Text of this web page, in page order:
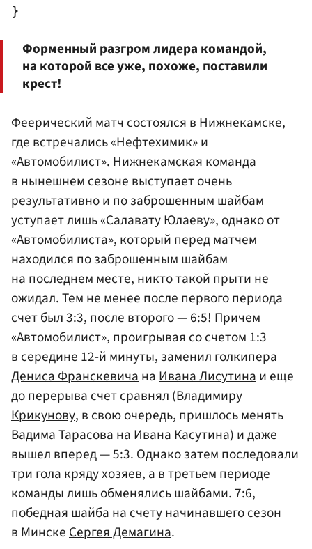
Форменный разгром лидера командой,
на которой все уже, похоже, поставили
крест!
Феерический матч состоялся в Нижнекамске,
где встречались «Нефтехимик» и
«Автомобилист». Нижнекамская команда
в нынешнем сезоне выступает очень
результативно и по заброшенным шайбам
уступает лишь «Салавату Юлаеву», однако от
«Автомобилиста», который перед матчем
находился по заброшенным шайбам
на последнем месте, никто такой прыти не
ожидал. Тем не менее после первого периода
счет был 3:3, после второго — 6:5! Причем
«Автомобилист», проигрывая со счетом 1:3
в середине 12-й минуты, заменил голкипера
Дениса ФранскевичанаИвана Лисутинаи еще
до перерыва счет сравнял (Владимиру
Крикунову, в свою очередь, пришлось менять
Вадима ТарасованаИвана Касутина) и даже
вышел вперед — 5:3. Однако затем последовали
три гола кряду хозяев, а в третьем периоде
команды лишь обменялись шайбами. 7:6,
победная шайба на счету начинавшего сезон
в МинскеСергея Демагина.